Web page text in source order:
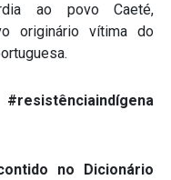
ao povo Caeté,
originário vítima do
no Dicionário